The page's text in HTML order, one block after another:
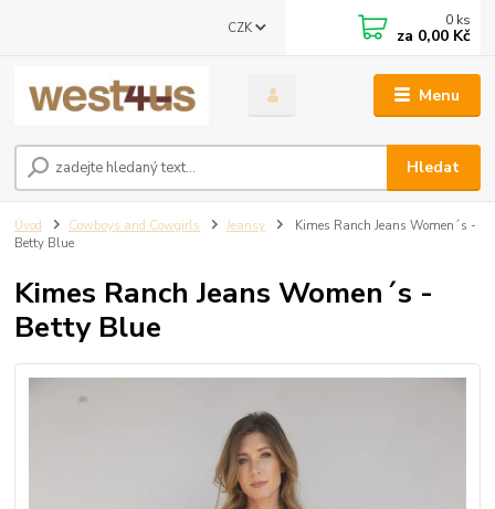
Menu
CZK
Hledat
0 ks
za 0,00 Kč
Úvod Cowboys and Cowgirls Jeansy
Kimes Ranch Jeans Women´s -
Betty Blue
Kimes Ranch Jeans Women´s -
Betty Blue